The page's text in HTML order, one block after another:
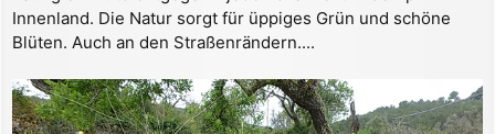
Innenland. Die Natur sorgt für üppiges Grün und schöne
Blüten. Auch an den Straßenrändern....